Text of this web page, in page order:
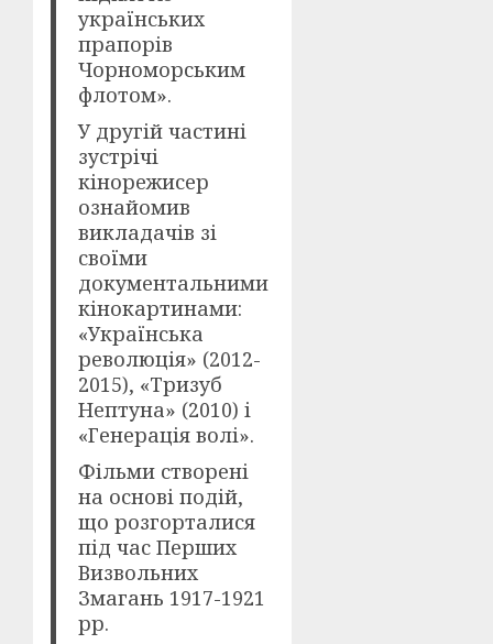
українських
прапорів
Чорноморським
флотом».
У другій частині
зустрічі
кінорежисер
ознайомив
викладачів зі
своїми
документальними
кінокартинами:
«Українська
революція» (2012-
2015), «Тризуб
Нептуна» (2010) і
«Генерація волі».
Фільми створені
на основі подій,
що розгорталися
під час Перших
Визвольних
Змагань 1917-1921
рр.